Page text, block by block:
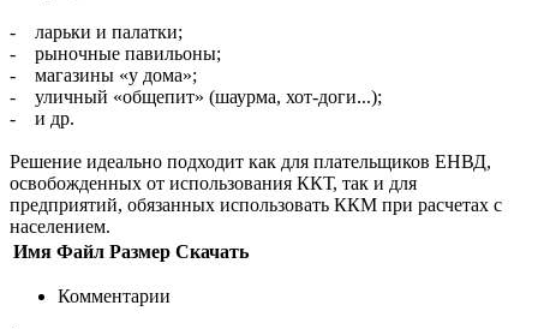
- ларьки и палатки;
- рыночные павильоны;
- магазины «у дома»;
- уличный «общепит» (шаурма, хот-доги...);
- и др.
Решение идеально подходит как для плательщиков ЕНВД,
освобожденных от использования ККТ, так и для
предприятий, обязанных использовать ККМ при расчетах с
населением.
Имя Файл Размер Скачать
Комментарии